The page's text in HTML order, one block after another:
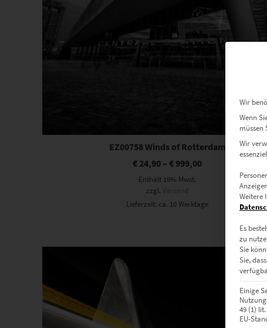
EZ00758 Winds of Rotterdam
€ 24,90 –€ 999,00
Enthält 19% Mwst.
zzgl.Versand
Lieferzeit: ca. 10 Werktage
Dieses Produkt weist mehrere Varianten auf. Die Optionen können auf der Produktseite gewählt werden
Wir
Wenn
müssen
Wir
Weitere
Es
zu
Sie
Sie,
Einige
49 (1)
EU-